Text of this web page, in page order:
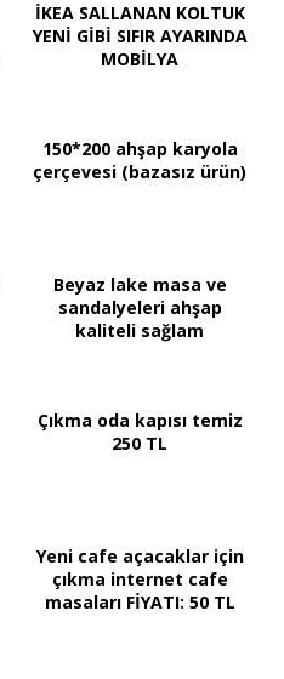
İKEA SALLANAN KOLTUK
YENİ GİBİ SIFIR AYARINDA
MOBİLYA
150*200 ahşap karyola
çerçevesi (bazasız ürün)
Beyaz lake masa ve
sandalyeleri ahşap
kaliteli sağlam
Çıkma oda kapısı temiz
250 TL
Yeni cafe açacaklar için
çıkma internet cafe
masaları FİYATI: 50 TL